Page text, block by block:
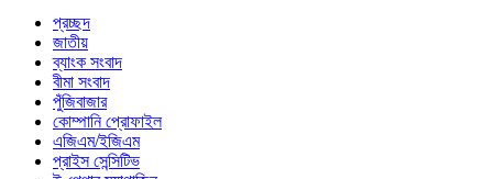
প্রচ্ছদ
জাতীয়
ব্যাংক সংবাদ
বীমা সংবাদ
পুঁজিবাজার
কোম্পানি প্রোফাইল
এজিএম/ইজিএম
প্রাইস সেন্সিটিভ